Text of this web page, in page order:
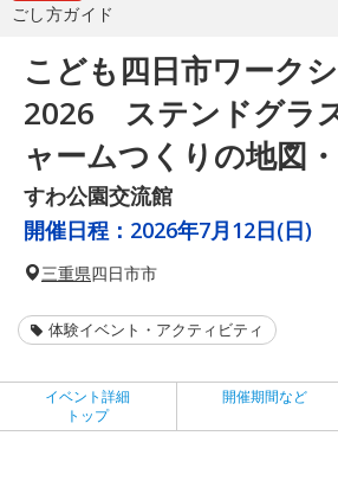
ごし方ガイド
こども四日市ワーク
2026 ステンドグラ
ャームつくりの地図
すわ公園交流館
開催日程： 2026年7月12日(日)
三重県四日市市
体験イベント・アクティビティ
イベント詳細
トップ
開催期間など